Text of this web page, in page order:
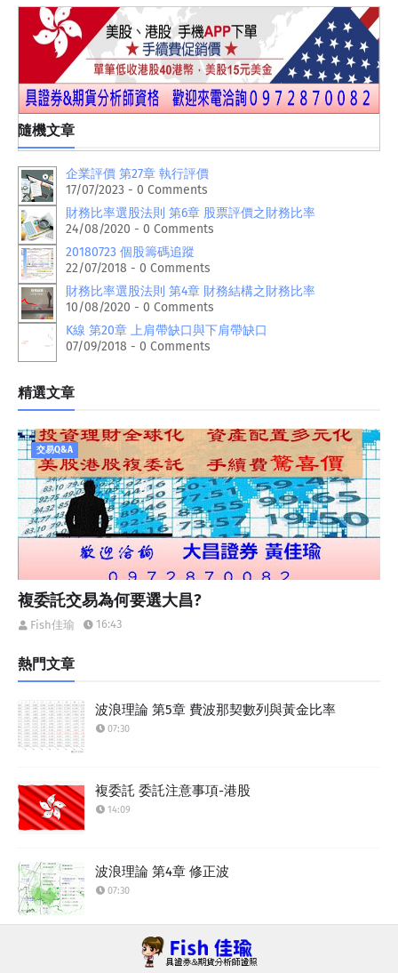
隨機文章
企業評價 第27章 執行評價
17/07/2023 - 0 Comments
財務比率選股法則 第6章 股票評價之財務比率
24/08/2020 - 0 Comments
20180723 個股籌碼追蹤
22/07/2018 - 0 Comments
財務比率選股法則 第4章 財務結構之財務比率
10/08/2020 - 0 Comments
K線 第20章 上肩帶缺口與下肩帶缺口
07/09/2018 - 0 Comments
精選文章
交易Q&A
複委託交易為何要選大昌?
Fish佳瑜 16:43
熱門文章
波浪理論 第5章 費波那契數列與黃金比率
07:30
複委託 委託注意事項-港股
14:09
波浪理論 第4章 修正波
07:30